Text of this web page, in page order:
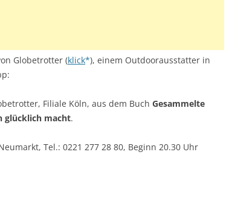
Globetrotter (klick ), einem Outdoorausstatter in
Filiale Köln, aus dem Buch Gesammelte
glücklich macht.
Tel.: 0221 277 28 80, Beginn 20.30 Uhr